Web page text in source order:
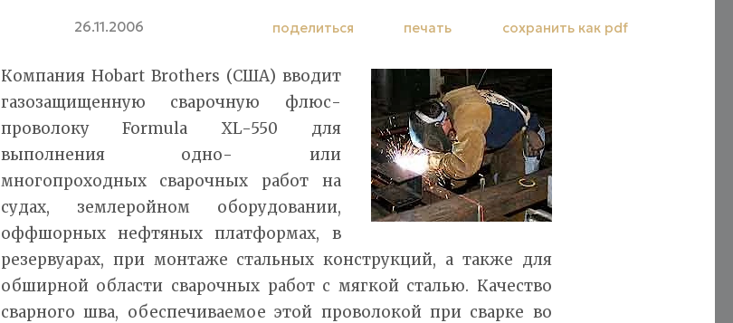
26.11.2006 поделиться печать сохранить как pdf
Компания Hobart Brothers (США) вводит
газозащищенную сварочную флюс-
проволоку Formula XL-550 для
выполнения одно- или
многопроходных сварочных работ на
судах, землеройном оборудовании,
оффшорных нефтяных платформах, в
резервуарах, при монтаже стальных конструкций, а также для
обширной области сварочных работ с мягкой сталью. Качество
сварного шва, обеспечиваемое этой проволокой при сварке во